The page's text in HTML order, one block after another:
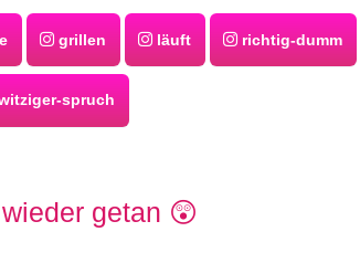
grillen läuft richtig-dumm
spruch
getan 😲